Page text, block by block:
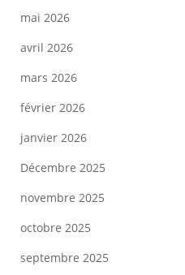
mai 2026
avril 2026
mars 2026
février 2026
janvier 2026
Décembre 2025
novembre 2025
octobre 2025
septembre 2025